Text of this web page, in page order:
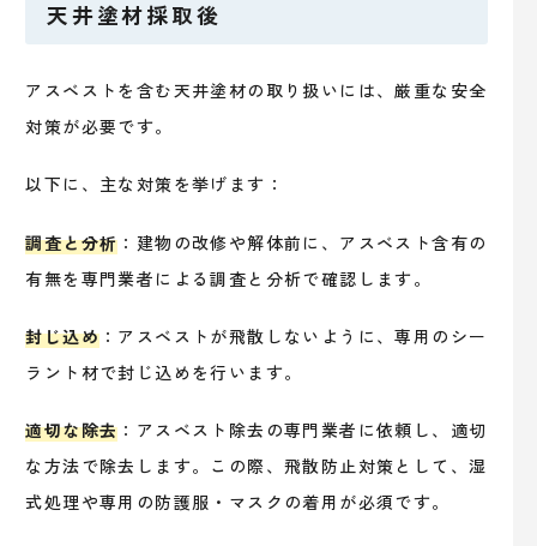
天井塗材採取後
アスベストを含む天井塗材の取り扱いには、厳重な安全
対策が必要です。
以下に、主な対策を挙げます：
調査と分析 ：建物の改修や解体前に、アスベスト含有の
有無を専門業者による調査と分析で確認します。
封じ込め ：アスベストが飛散しないように、専用のシー
ラント材で封じ込めを行います。
適切な除去 ：アスベスト除去の専門業者に依頼し、適切
な方法で除去します。この際、飛散防止対策として、湿
式処理や専用の防護服・マスクの着用が必須です。